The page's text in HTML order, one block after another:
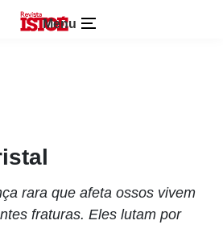
Menu
rara que afeta ossos vivem
fraturas. Eles lutam por